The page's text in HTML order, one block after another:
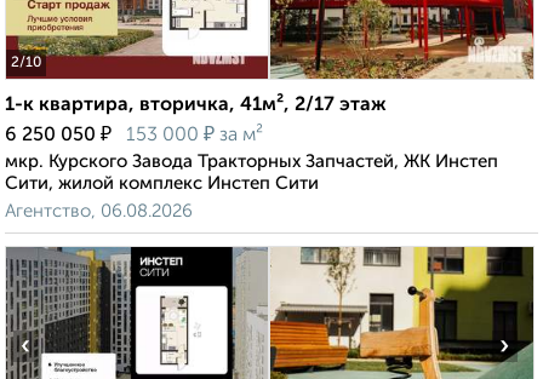
2/10
1-к квартира, вторичка, 41м², 2/17 этаж
6 250 050 ₽ 153 000 ₽ за м²
мкр. Курского Завода Тракторных Запчастей, ЖК Инстеп
Сити, жилой комплекс Инстеп Сити
Агентство, 06.08.2026
‹ ›